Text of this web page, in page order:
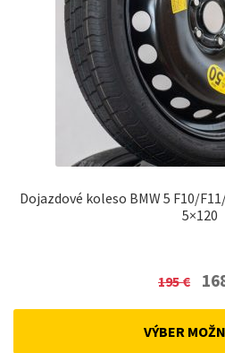
Dojazdové koleso BMW 5 F10/
5×120
195€
was:
VÝBER